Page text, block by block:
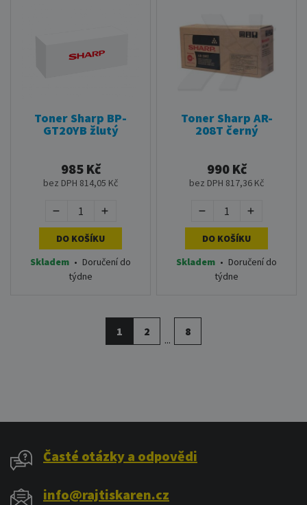
Toner Sharp BP-
GT20YB žlutý
985 Kč
bez DPH 814,05 Kč
DO KOŠÍKU
Skladem • Doručení do
týdne
Toner Sharp AR-
208T černý
990 Kč
bez DPH 817,36 Kč
DO KOŠÍKU
Skladem • Doručení do
týdne
1 2
...
8
Časté otázky a odpovědi
info@rajtiskaren.cz